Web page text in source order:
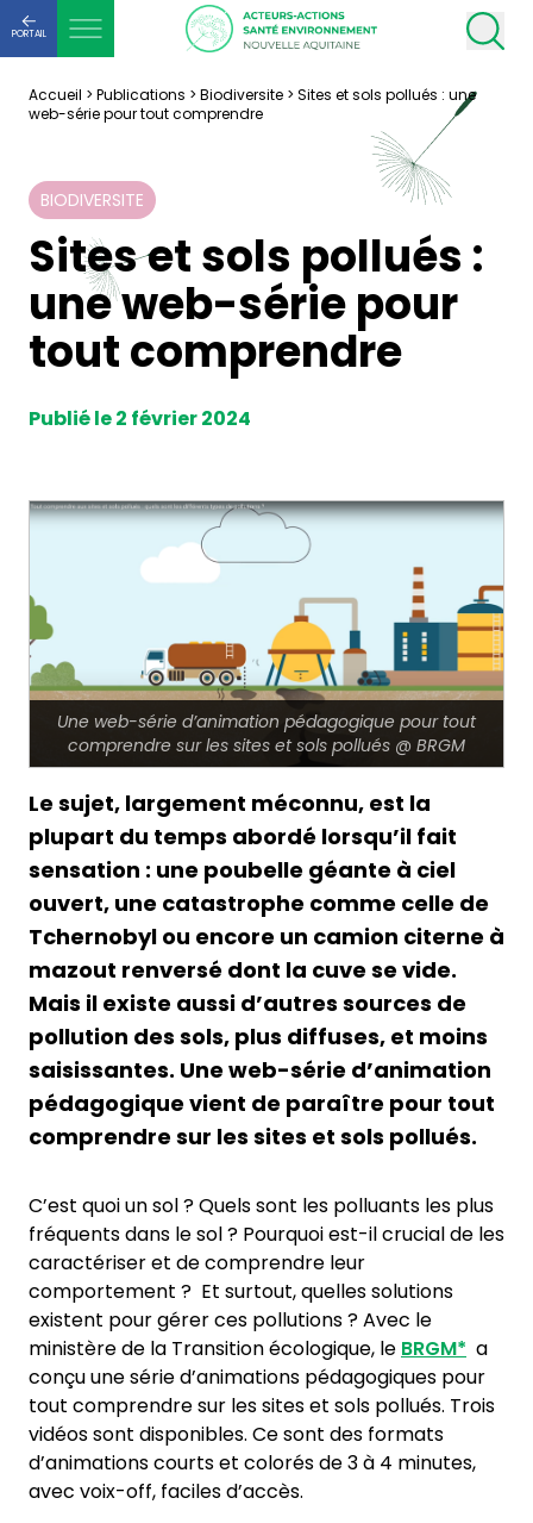
PORTAIL
Accueil > Publications > Biodiversite > Sites et sols pollués : une
web-série pour tout comprendre
BIODIVERSITE
Sites et sols pollués :
une web-série pour
tout comprendre
Publié le 2 février 2024
Une web-série d’animation pédagogique pour tout
comprendre sur les sites et sols pollués @ BRGM
Le sujet, largement méconnu, est la
plupart du temps abordé lorsqu’il fait
sensation : une poubelle géante à ciel
ouvert, une catastrophe comme celle de
Tchernobyl ou encore un camion citerne à
mazout renversé dont la cuve se vide.
Mais il existe aussi d’autres sources de
pollution des sols, plus diffuses, et moins
saisissantes. Une web-série d’animation
pédagogique vient de paraître pour tout
comprendre sur les sites et sols pollués.
C’est quoi un sol ? Quels sont les polluants les plus
fréquents dans le sol ? Pourquoi est-il crucial de les
caractériser et de comprendre leur
comportement ? Et surtout, quelles solutions
existent pour gérer ces pollutions ? Avec le
ministère de la Transition écologique, le BRGM* a
conçu une série d’animations pédagogiques pour
tout comprendre sur les sites et sols pollués. Trois
vidéos sont disponibles. Ce sont des formats
d’animations courts et colorés de 3 à 4 minutes,
avec voix-off, faciles d’accès.